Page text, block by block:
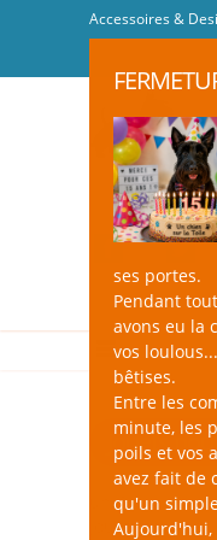
Accessoires &
ses portes.
Pendant
avons eu la
vos
bêtises.
Entre les
minute, les
poils et vos
avez fait de
qu'un
Aujourd'hui,
Jouets
un Chien sur
jouets qui